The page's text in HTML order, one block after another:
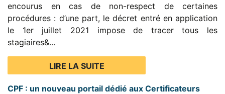
encourus en cas de non-respect de certaines
procédures : d’une part, le décret entré en application
le 1er juillet 2021 impose de tracer tous les
stagiaires&...
LIRE LA SUITE
CPF : un nouveau portail dédié aux Certificateurs